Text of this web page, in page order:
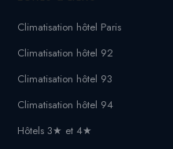
Climatisation hôtel Paris
Climatisation hôtel 92
Climatisation hôtel 93
Climatisation hôtel 94
Hôtels 3★ et 4★